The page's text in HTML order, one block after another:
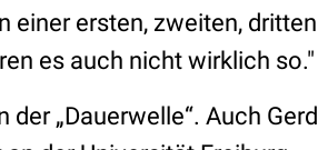
einer ersten, zweiten, dritten
es auch nicht wirklich so."
der „Dauerwelle“. Auch Gerd